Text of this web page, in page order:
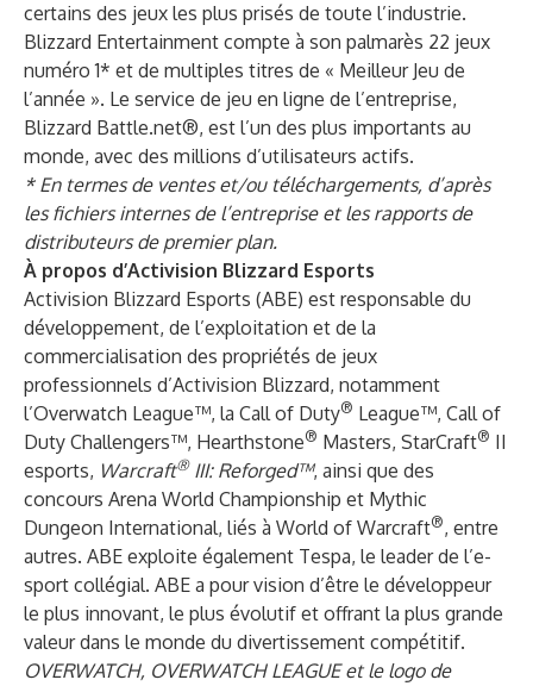
certains des jeux les plus prisés de toute l’industrie.
Blizzard Entertainment compte à son palmarès 22 jeux
numéro 1* et de multiples titres de « Meilleur Jeu de
l’année ». Le service de jeu en ligne de l’entreprise,
Blizzard Battle.net®, est l’un des plus importants au
monde, avec des millions d’utilisateurs actifs.
* En termes de ventes et/ou téléchargements, d’après
les fichiers internes de l’entreprise et les rapports de
distributeurs de premier plan.
À propos d’Activision Blizzard Esports
Activision Blizzard Esports (ABE) est responsable du
développement, de l’exploitation et de la
commercialisation des propriétés de jeux
professionnels d’Activision Blizzard, notamment
l’Overwatch League™, la Call of Duty® League™, Call of
Duty Challengers™, Hearthstone® Masters, StarCraft® II
esports, Warcraft®III: Reforged™, ainsi que des
concours Arena World Championship et Mythic
Dungeon International, liés à World of Warcraft®, entre
autres. ABE exploite également Tespa, le leader de l’e-
sport collégial. ABE a pour vision d’être le développeur
le plus innovant, le plus évolutif et offrant la plus grande
valeur dans le monde du divertissement compétitif.
OVERWATCH, OVERWATCH LEAGUE et le logo de